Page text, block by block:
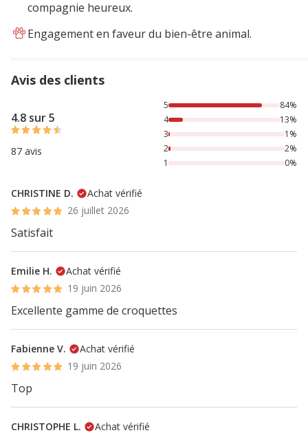
compagnie heureux.
Engagement en faveur du bien-être animal.
Avis des clients
4.8 sur 5
87 avis
84% des personnes lont noté avec {1} étoiles, 13% des
5
84%
4
13%
3
1%
2
2%
1
0%
CHRISTINE D.
Achat vérifié
26 juillet 2026
Satisfait
Emilie H.
Achat vérifié
19 juin 2026
Excellente gamme de croquettes
Fabienne V.
Achat vérifié
19 juin 2026
Top
CHRISTOPHE L.
Achat vérifié